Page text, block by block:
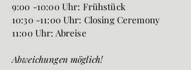
9:00 -10:00 Uhr: Frühstück
10:30 -11:00 Uhr: Closing Ceremony
11:00 Uhr: Abreise
Abweichungen möglich!